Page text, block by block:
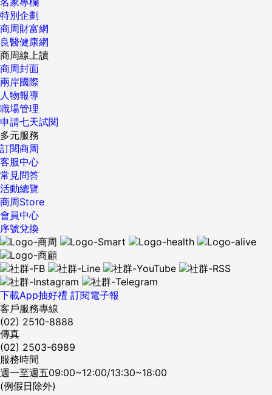
特別企劃
商周財富網
良醫健康網
商周線上讀
商周封面
兩岸國際
人物報導
職場管理
申請七天試閱
多元服務
訂閱商周
客服中心
常見問答
活動總覽
商周Store
會員中心
序號兌換
下載App抽好禮 訂閱電子報
客戶服務專線
(02) 2510-8888
傳真
(02) 2503-6989
服務時間
週一至週五09:00~12:00/13:30~18:00
(例假日除外)